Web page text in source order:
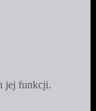
jej funkcji.